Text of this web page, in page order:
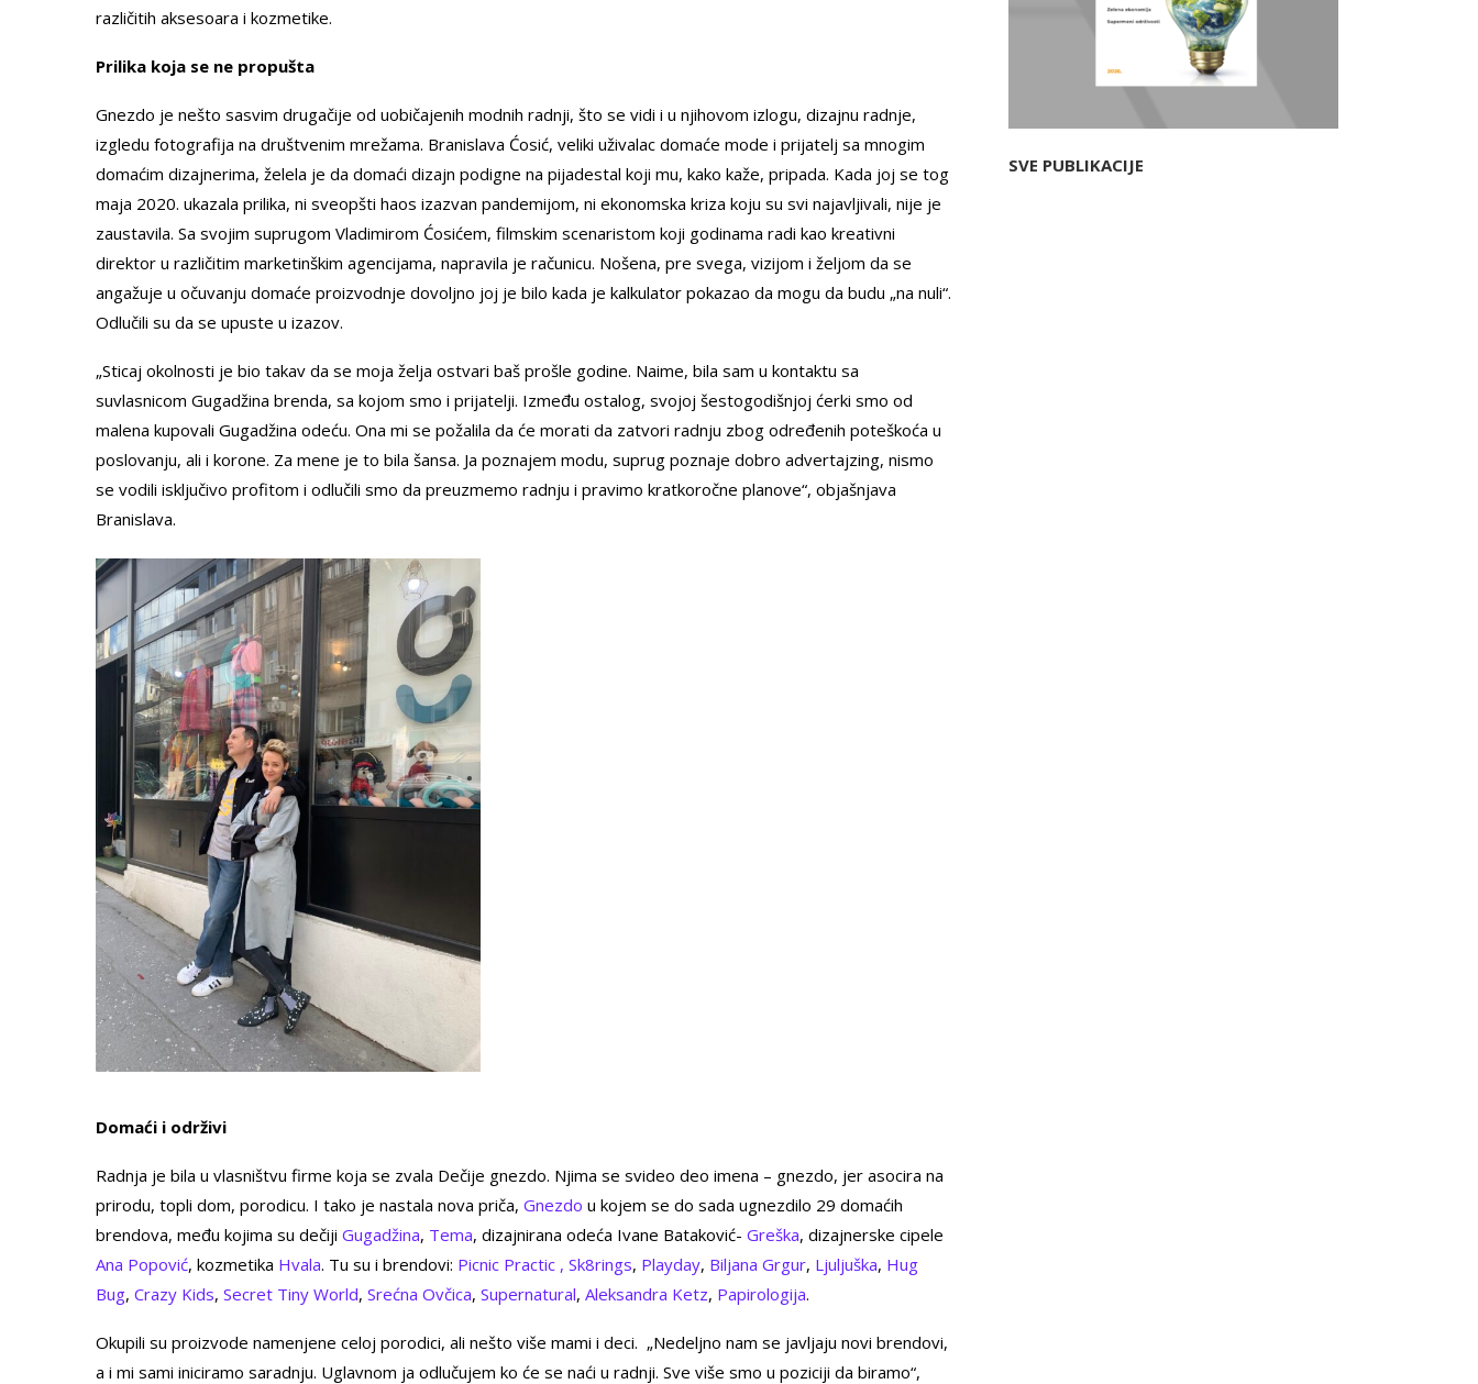
različitih aksesoara i kozmetike.
Prilika koja se ne propušta
Gnezdo je nešto sasvim drugačije od uobičajenih modnih radnji, što se vidi i u njihovom izlogu, dizajnu radnje,
izgledu fotografija na društvenim mrežama. Branislava Ćosić, veliki uživalac domaće mode i prijatelj sa mnogim
domaćim dizajnerima, želela je da domaći dizajn podigne na pijadestal koji mu, kako kaže, pripada. Kada joj se tog
maja 2020. ukazala prilika, ni sveopšti haos izazvan pandemijom, ni ekonomska kriza koju su svi najavljivali, nije je
zaustavila. Sa svojim suprugom Vladimirom Ćosićem, filmskim scenaristom koji godinama radi kao kreativni
direktor u različitim marketinškim agencijama, napravila je računicu. Nošena, pre svega, vizijom i željom da se
angažuje u očuvanju domaće proizvodnje dovoljno joj je bilo kada je kalkulator pokazao da mogu da budu „na nuli“.
Odlučili su da se upuste u izazov.
„Sticaj okolnosti je bio takav da se moja želja ostvari baš prošle godine. Naime, bila sam u kontaktu sa
suvlasnicom Gugadžina brenda, sa kojom smo i prijatelji. Između ostalog, svojoj šestogodišnjoj ćerki smo od
malena kupovali Gugadžina odeću. Ona mi se požalila da će morati da zatvori radnju zbog određenih poteškoća u
poslovanju, ali i korone. Za mene je to bila šansa. Ja poznajem modu, suprug poznaje dobro advertajzing, nismo
se vodili isključivo profitom i odlučili smo da preuzmemo radnju i pravimo kratkoročne planove“, objašnjava
Branislava.
Domaći i održivi
Radnja je bila u vlasništvu firme koja se zvala Dečije gnezdo. Njima se svideo deo imena – gnezdo, jer asocira na
prirodu, topli dom, porodicu. I tako je nastala nova priča, Gnezdo u kojem se do sada ugnezdilo 29 domaćih
brendova, među kojima su dečiji Gugadžina, Tema, dizajnirana odeća Ivane Bataković- Greška, dizajnerske cipele
Ana Popović, kozmetika Hvala. Tu su i brendovi: Picnic Practic , Sk8rings, Playday, Biljana Grgur, Ljuljuška, Hug
Bug, Crazy Kids, Secret Tiny World, Srećna Ovčica, Supernatural, Aleksandra Ketz, Papirologija.
Okupili su proizvode namenjene celoj porodici, ali nešto više mami i deci. „Nedeljno nam se javljaju novi brendovi,
a i mi sami iniciramo saradnju. Uglavnom ja odlučujem ko će se naći u radnji. Sve više smo u poziciji da biramo“,
SVE PUBLIKACIJE